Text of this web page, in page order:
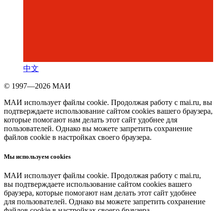
中文
© 1997—2026 МАИ
МАИ использует файлы cookie. Продолжая работу с mai.ru, вы
подтверждаете использование сайтом cookies вашего браузера,
которые помогают нам делать этот сайт удобнее для
пользователей. Однако вы можете запретить сохранение
файлов cookie в настройках своего браузера.
Мы используем cookies
МАИ использует файлы cookie. Продолжая работу с mai.ru,
вы подтверждаете использование сайтом cookies вашего
браузера, которые помогают нам делать этот сайт удобнее
для пользователей. Однако вы можете запретить сохранение